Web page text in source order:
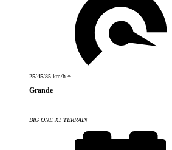
25/45/85 km/h *
Grande
BIG ONE X1 TERRAIN